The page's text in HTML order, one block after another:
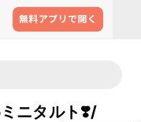
ニタルト❣️/